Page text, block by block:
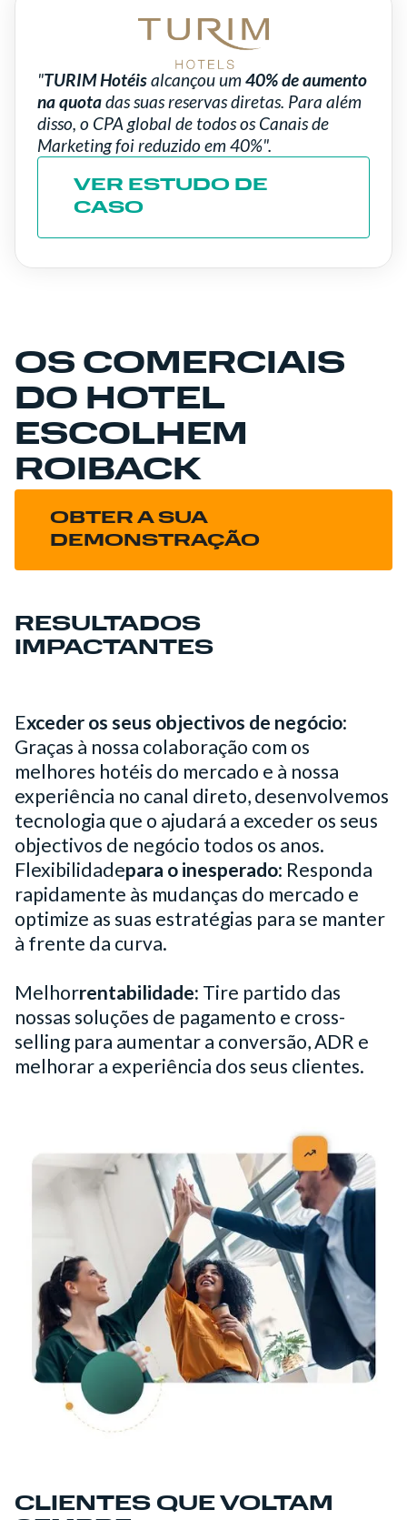
"TURIM Hotéisalcançou um 40% de aumento
na quotadas suas reservas diretas. Para além
disso, o CPA global de todos os Canais de
Marketing foi reduzido em 40%".
VER ESTUDO DE
CASO
OS COMERCIAIS
DO HOTEL
ESCOLHEM
ROIBACK
OBTER A SUA
DEMONSTRAÇÃO
RESULTADOS
IMPACTANTES
Exceder os seus objectivos de negócio:
Graças à nossa colaboração com os
melhores hotéis do mercado e à nossa
experiência no canal direto, desenvolvemos
tecnologia que o ajudará a exceder os seus
objectivos de negócio todos os anos.
‍Flexibilidadepara o inesperado: Responda
rapidamente às mudanças do mercado e
optimize as suas estratégias para se manter
à frente da curva.
‍Melhorrentabilidade: Tire partido das
nossas soluções de pagamento e cross-
selling para aumentar a conversão, ADR e
melhorar a experiência dos seus clientes.
CLIENTES QUE VOLTAM